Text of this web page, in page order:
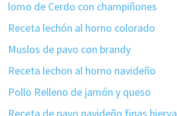
lomo de Cerdo con champiñones
Receta lechón al horno colorado
Muslos de pavo con brandy
Receta lechon al horno navideño
Pollo Relleno de jamón y queso